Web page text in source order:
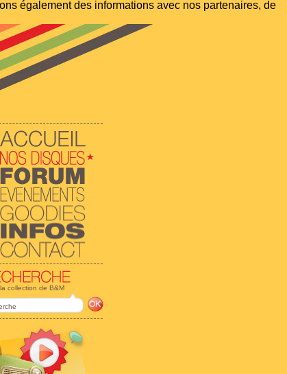
également des informations avec nos partenaires, de
collection de B&M